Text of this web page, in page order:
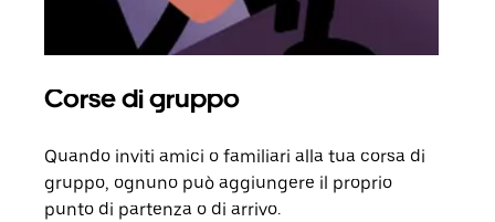
Corse di gruppo
Quando inviti amici o familiari alla tua corsa di
gruppo, ognuno può aggiungere il proprio
punto di partenza o di arrivo.